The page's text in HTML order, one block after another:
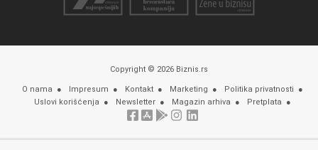
Copyright © 2026 Biznis.rs
O nama Impresum Kontakt Marketing
Politika privatnosti
Uslovi korišćenja
Newsletter Magazin arhiva Pretplata